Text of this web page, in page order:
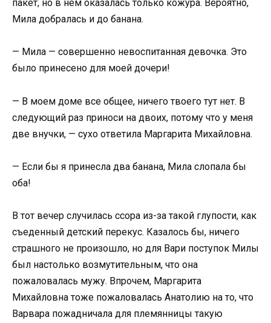
пакет, но в нем оказалась только кожура. Вероятно,
Мила добралась и до банана.
— Мила — совершенно невоспитанная девочка. Это
было принесено для моей дочери!
— В моем доме все общее, ничего твоего тут нет. В
следующий раз приноси на двоих, потому что у меня
две внучки, — сухо ответила Маргарита Михайловна.
— Если бы я принесла два банана, Мила слопала бы
оба!
В тот вечер случилась ссора из-за такой глупости, как
съеденный детский перекус. Казалось бы, ничего
страшного не произошло, но для Вари поступок Милы
был настолько возмутительным, что она
пожаловалась мужу. Впрочем, Маргарита
Михайловна тоже пожаловалась Анатолию на то, что
Варвара пожадничала для племянницы такую